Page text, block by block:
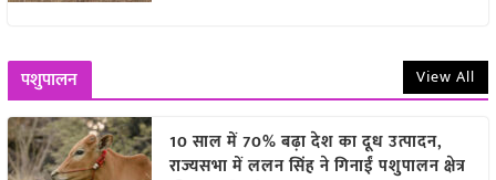
पशुपालन View All
10 साल में 70% बढ़ा देश का दूध उत्पादन,
राज्यसभा में ललन सिंह ने गिनाईं पशुपालन क्षेत्र